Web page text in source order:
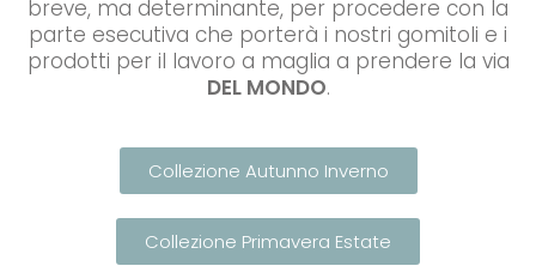
breve, ma determinante, per procedere con la
parte esecutiva che porterà i nostri gomitoli e i
prodotti per il lavoro a maglia a prendere la via
DEL MONDO.
Collezione Autunno Inverno
Collezione Primavera Estate